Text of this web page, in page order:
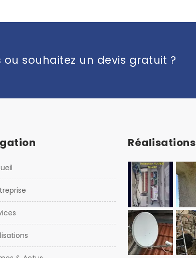
souhaitez un devis gratuit ?
Réalisations